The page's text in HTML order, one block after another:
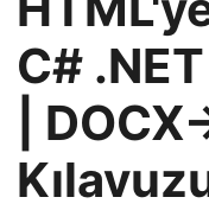
i
D
e
i
ş
C#
|